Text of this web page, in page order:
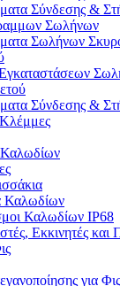
Σύνδεσης &
Σωλήνων
Σωλήνων
Σύνδεσης &
Καλωδίων IP68
Εκκινητές και
για